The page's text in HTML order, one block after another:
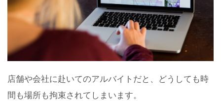
店舗や会社に赴いてのアルバイトだと、どうしても時
間も場所も拘束されてしまいます。